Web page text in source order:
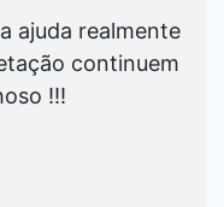
ajuda realmente
continuem
!!!